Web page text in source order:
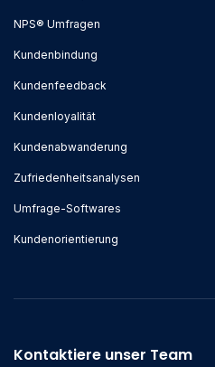
NPS® Umfragen
Kundenbindung
Kundenfeedback
Kundenloyalität
Kundenabwanderung
Zufriedenheitsanalysen
Umfrage-Softwares
Kundenorientierung
Kontaktiere unser Team